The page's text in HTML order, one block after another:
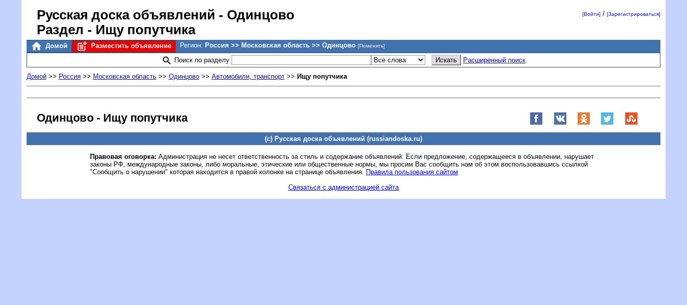
Русская доска объявлений - Одинцово
Раздел - Ищу попутчика
[Войти] /[Зарегистрироваться]
Домой Разместить объявление Регион: Россия >> Московская область >> Одинцово [Поменять]
Поиск по разделу Расширенный поиск
Домой>> Россия>> Московская область>> Одинцово>> Автомобили, транспорт>> Ищу попутчика
Одинцово - Ищу попутчика
(c) Русская доска объявлений (russiandoska.ru)
Правовая оговорка: Администрация не несет ответственность за стиль и содержание объявлений. Если предложение, содержащееся в объявлении, нарушает
законы РФ, международные законы, либо моральные, этические или общественные нормы, мы просим Вас сообщить нам об этом воспользовавшись ссылкой
"Сообщить о нарушении" которая находится в правой колонке на странице объявления. Правила пользования сайтом
Связаться с администрацией сайта